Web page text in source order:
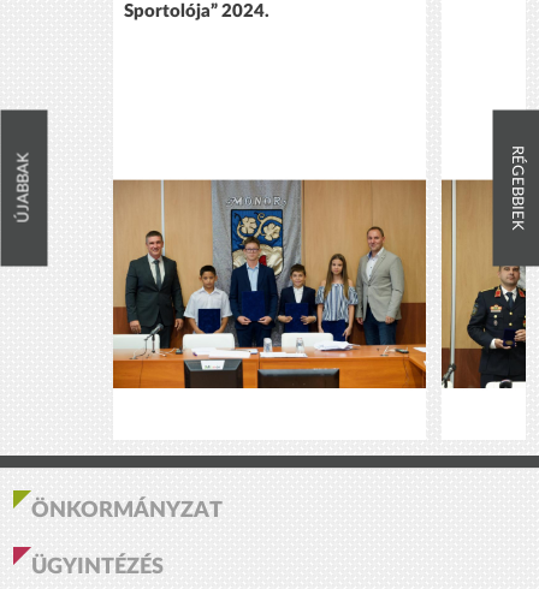
ÚJABBAK
Sportolója” 2024.
RÉGEBBIEK
ÖNKORMÁNYZAT
ÜGYINTÉZÉS